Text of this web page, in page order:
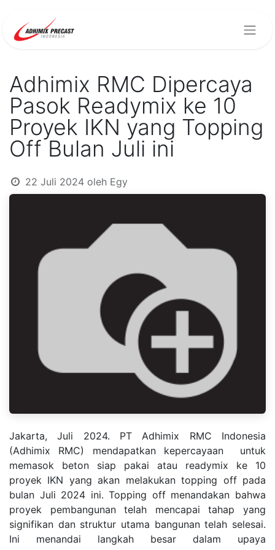
Adhimix RMC Dipercaya
Pasok Readymix ke 10
Proyek IKN yang Topping
Off Bulan Juli ini
22 Juli 2024 oleh Egy
Jakarta, Juli 2024. PT Adhimix RMC Indonesia
(Adhimix RMC) mendapatkan kepercayaan untuk
memasok beton siap pakai atau readymix ke 10
proyek IKN yang akan melakukan topping off pada
bulan Juli 2024 ini. Topping off menandakan bahwa
proyek pembangunan telah mencapai tahap yang
signifikan dan struktur utama bangunan telah selesai.
Ini menandai langkah besar dalam upaya